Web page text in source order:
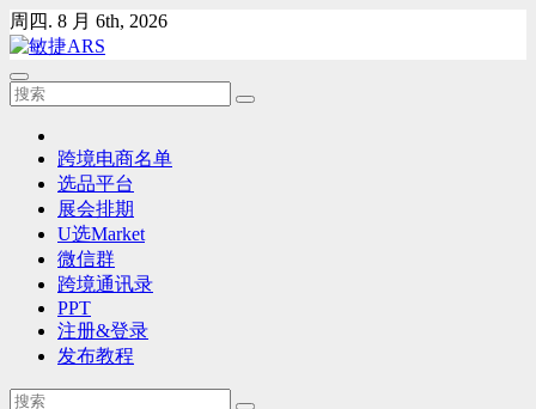
Skip
to
content
周四. 8 月 6th, 2026
跨境电商名单
选品平台
展会排期
U选Market
微信群
跨境通讯录
PPT
注册&登录
发布教程